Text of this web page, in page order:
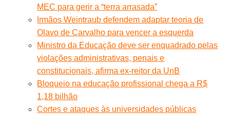
MEC para gerir a “terra arrasada”
Irmãos Weintraub defendem adaptar teoria de
Olavo de Carvalho para vencer a esquerda
Ministro da Educação deve ser enquadrado pelas
violações administrativas, penais e
constitucionais, afirma ex-reitor da UnB
Bloqueio na educação profissional chega a R$
1,18 bilhão
Cortes e ataques às universidades públicas